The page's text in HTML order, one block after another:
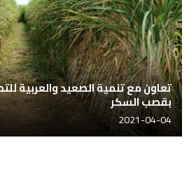
تعاون مع تنمية الصعيد والعربية
بقصب السكر
2021-04-04